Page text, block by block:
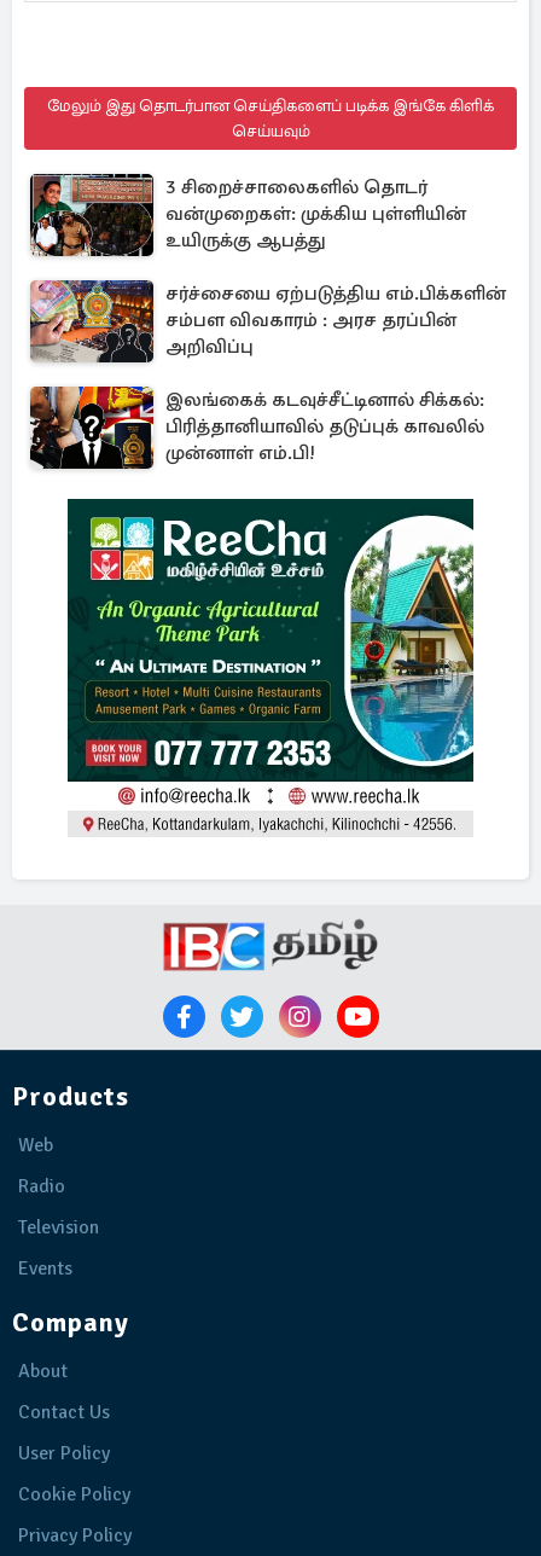
மேலும் இது தொடர்பான செய்திகளைப் படிக்க இங்கே கிளிக்
செய்யவும்
3 சிறைச்சாலைகளில் தொடர்
வன்முறைகள்: முக்கிய புள்ளியின்
உயிருக்கு ஆபத்து
சர்ச்சையை ஏற்படுத்திய எம்.பிக்களின்
சம்பள விவகாரம் : அரச தரப்பின்
அறிவிப்பு
இலங்கைக் கடவுச்சீட்டினால் சிக்கல்:
பிரித்தானியாவில் தடுப்புக் காவலில்
முன்னாள் எம்.பி!
Products
Web
Radio
Television
Events
Company
About
Contact Us
User Policy
Cookie Policy
Privacy Policy